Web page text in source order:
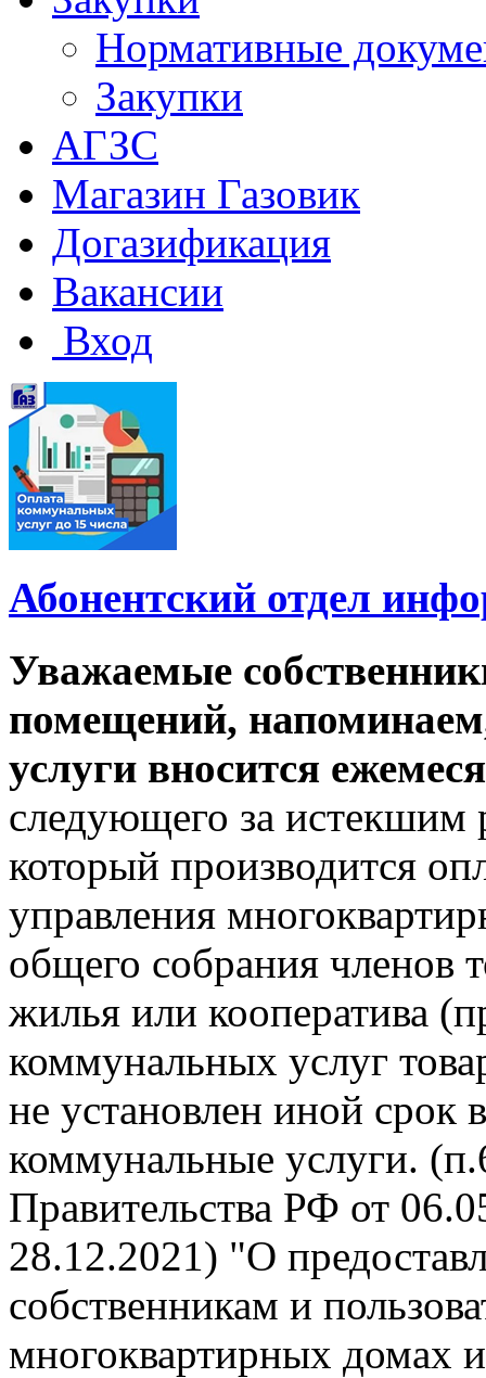
Нормативные
Закупки
АГЗС
Магазин Газовик
Догазификация
Вакансии
Вход
Абонентский отдел
Уважаемые
помещений,
услуги вносится
следующего за истекшим
который производится
управления
общего собрания членов
жилья или кооператива
коммунальных услуг
не установлен иной срок
коммунальные услуги.
Правительства РФ от
28.12.2021) "О
собственникам и
многоквартирных